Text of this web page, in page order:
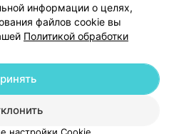
| 220012, Республика Беларусь,
+375 291212755
информации о целях,
файлов cookie вы
Политикой обработки